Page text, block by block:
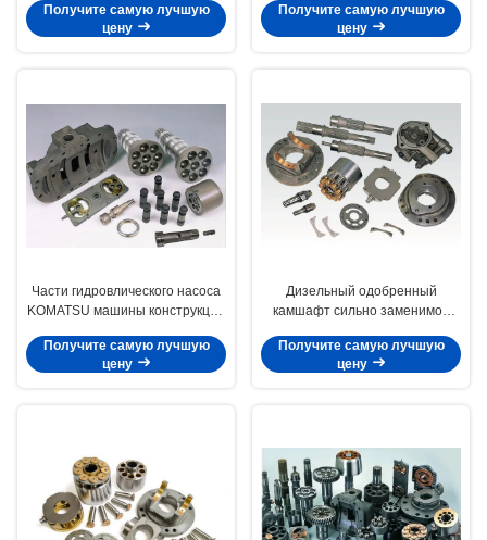
строительной техники Пк120-5
Получите самую лучшую
цену
Либхэрр
Получите самую лучшую
цену
Части гидровлического насоса
KOMATSU машины конструкции
HPV375
Получите самую лучшую
цену
Дизельный одобренный
камшафт сильно заменимое
ХПВМФ32
Получите самую лучшую
цену